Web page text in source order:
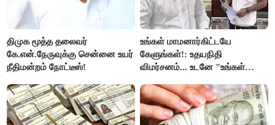
திமுக மூத்த தலைவர்
கே.என்.நேருவுக்கு சென்னை உயர்
நீதிமன்றம் நோட்டீஸ்!
உங்கள் மாமனார்கிட்டயே
கேளுங்கள்!: உதயநிதி
விமர்சனம்... உடனே "உங்கள்
ஆதவ் அர்ஜுனா பதிலடி!